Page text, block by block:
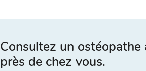
Consultez un ostéopathe
près de chez vous.